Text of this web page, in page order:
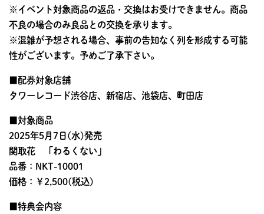
※イベント対象商品の返品・交換はお受けできません。商品
不良の場合のみ良品との交換を承ります。
※混雑が予想される場合、事前の告知なく列を形成する可能
性がございます。予めご了承下さい。
■配券対象店舗
タワーレコード渋谷店、新宿店、池袋店、町田店
■対象商品
2025年5月7日(水)発売
関取花 「わるくない」
品番：NKT-10001
価格：￥2,500(税込)
■特典会内容